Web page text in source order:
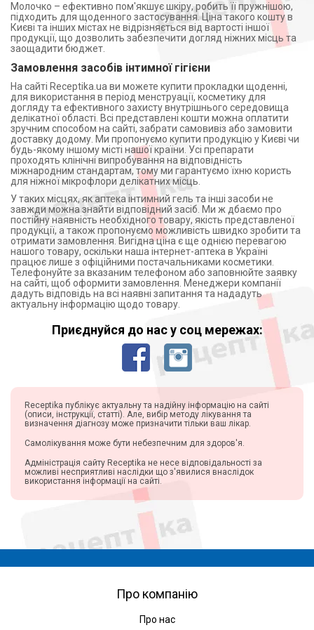
Молочко – ефективно пом'якшує шкіру, робить її пружнішою,
підходить для щоденного застосування. Ціна такого кошту в
Києві та інших містах не відрізняється від вартості іншої
продукції, що дозволить забезпечити догляд ніжних місць та
заощадити бюджет.
Замовлення засобів інтимної гігієни
На сайті Receptika.ua ви можете купити прокладки щоденні,
для використання в період менструації, косметику для
догляду та ефективного захисту внутрішнього середовища
делікатної області. Всі представлені кошти можна оплатити
зручним способом на сайті, забрати самовивіз або замовити
доставку додому. Ми пропонуємо купити продукцію у Києві чи
будь-якому іншому місті нашої країни. Усі препарати
проходять клінічні випробування на відповідність
міжнародним стандартам, тому ми гарантуємо їхню користь
для ніжної мікрофлори делікатних місць.
У таких місцях, як аптека інтимний гель та інші засоби не
завжди можна знайти відповідний засіб. Ми ж дбаємо про
постійну наявність необхідного товару, якість представленої
продукції, а також пропонуємо можливість швидко зробити та
отримати замовлення. Вигідна ціна є ще однією перевагою
нашого товару, оскільки наша інтернет-аптека в Україні
працює лише з офіційними постачальниками косметики.
Телефонуйте за вказаним телефоном або заповнюйте заявку
на сайті, щоб оформити замовлення. Менеджери компанії
дадуть відповідь на всі наявні запитання та нададуть
актуальну інформацію щодо товару.
Приєднуйся до нас у соц мережах:
Receptika публікує актуальну та надійну інформацію на сайті
(описи, інструкції, статті). Але, вибір методу лікування та
визначення діагнозу може призначити тільки ваш лікар.
Самолікування може бути небезпечним для здоров'я.
Адміністрація сайту Receptika не несе відповідальності за
можливі несприятливі наслідки що з'явилися внаслідок
використання інформації на сайті.
Про компанію
Про нас